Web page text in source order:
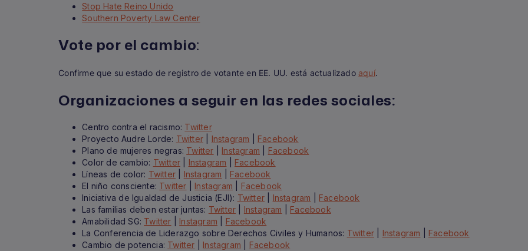
Stop Hate Reino Unido
Southern Poverty Law Center
Vote por el cambio:
Confirme que su estado de registro de votante en EE. UU. está actualizado aquí.
Organizaciones a seguir en las redes sociales:
Centro contra el racismo: Twitter
Proyecto Audre Lorde: Twitter Instagram
Facebook
Plano de mujeres negras: Twitter Instagram
Facebook
Color de cambio: Twitter Instagram
Facebook
Líneas de color: Twitter Instagram
Facebook
El niño consciente: Twitter Instagram
Facebook
Iniciativa de Igualdad de Justicia (EJI): Twitter Instagram
Facebook
Las familias deben estar juntas: Twitter Instagram
Facebook
Amabilidad SG: Twitter Instagram
Facebook
La Conferencia de Liderazgo sobre Derechos Civiles y Humanos: Twitter Instagram
Facebook
Cambio de potencia: Twitter Instagram
Facebook